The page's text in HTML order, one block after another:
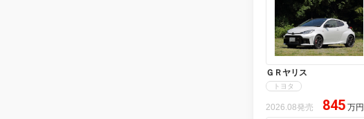
ＧＲヤリス
トヨタ
2026.08発売 845 万円